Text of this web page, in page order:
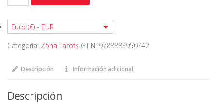
TAROT
MARSELLA
MARSEILLE
original
SCARABEO,
CLAUDE
Euro (€) - EUR
Categoría: Zona Tarots GTIN: 9788883950742
Descripción Información adicional
Descripción